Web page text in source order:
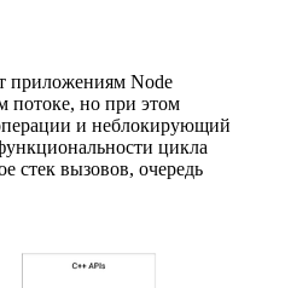
приложениям Node
потоке, но при этом
и неблокирующий
цикла
стек вызовов, очередь